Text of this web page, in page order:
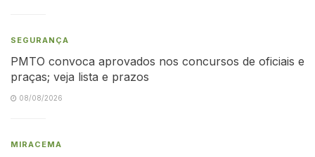
SEGURANÇA
PMTO convoca aprovados nos concursos de oficiais e
praças; veja lista e prazos
08/08/2026
MIRACEMA